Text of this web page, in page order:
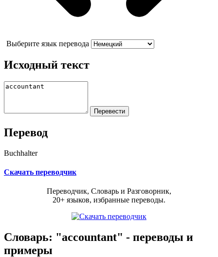
Выберите язык перевода
Исходный текст
Перевод
Buchhalter
Скачать переводчик
Переводчик, Словарь и Разговорник,
20+ языков, избранные переводы.
Словарь: "accountant" - переводы и
примеры